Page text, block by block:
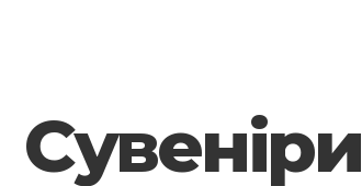
Сувеніри